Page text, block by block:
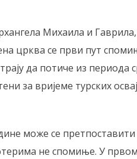
Михаила и
црква се први пут
да потиче из периода
за вријеме турских
може се претпоставити
не спомиње. У